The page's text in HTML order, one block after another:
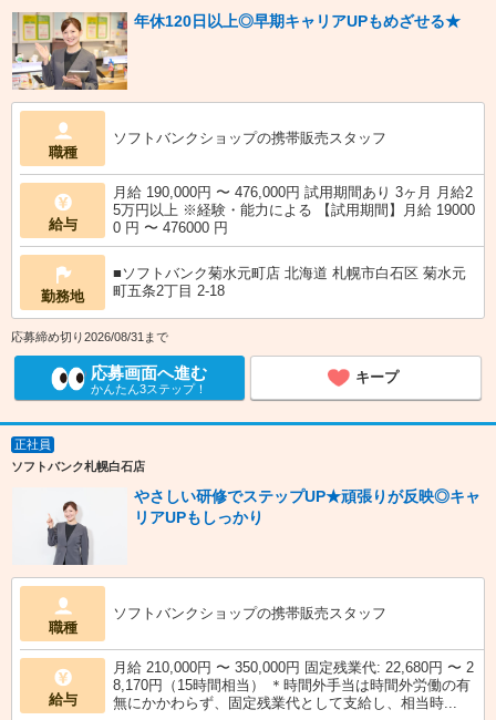
年休120日以上◎早期キャリアUPもめざせる★
職種
ソフトバンクショップの携帯販売スタッフ
給与
月給 190,000円 〜 476,000円 試用期間あり 3ヶ月 月給2
5万円以上 ※経験・能力による 【試用期間】月給 19000
0 円 〜 476000 円
勤務地
■ソフトバンク菊水元町店 北海道 札幌市白石区 菊水元
町五条2丁目 2‐18
応募締め切り2026/08/31まで
応募画面へ進む
かんたん3ステップ！
キープ
正社員
ソフトバンク札幌白石店
やさしい研修でステップUP★頑張りが反映◎キャ
リアUPもしっかり
職種
ソフトバンクショップの携帯販売スタッフ
給与
月給 210,000円 〜 350,000円 固定残業代: 22,680円 〜 2
8,170円（15時間相当） ＊時間外手当は時間外労働の有
無にかかわらず、固定残業代として支給し、相当時...